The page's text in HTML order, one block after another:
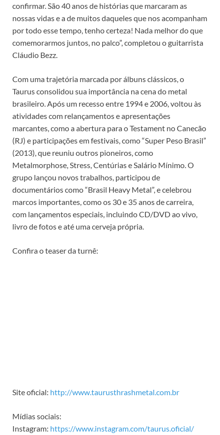
confirmar. São 40 anos de histórias que marcaram as
nossas vidas e a de muitos daqueles que nos acompanham
por todo esse tempo, tenho certeza! Nada melhor do que
comemorarmos juntos, no palco”, completou o guitarrista
Cláudio Bezz.
Com uma trajetória marcada por álbuns clássicos, o
Taurus consolidou sua importância na cena do metal
brasileiro. Após um recesso entre 1994 e 2006, voltou às
atividades com relançamentos e apresentações
marcantes, como a abertura para o Testament no Canecão
(RJ) e participações em festivais, como “Super Peso Brasil”
(2013), que reuniu outros pioneiros, como
Metalmorphose, Stress, Centúrias e Salário Mínimo. O
grupo lançou novos trabalhos, participou de
documentários como “Brasil Heavy Metal”, e celebrou
marcos importantes, como os 30 e 35 anos de carreira,
com lançamentos especiais, incluindo CD/DVD ao vivo,
livro de fotos e até uma cerveja própria.
Confira o teaser da turnê:
Site oficial: http://www.taurusthrashmetal.com.br
Mídias sociais:
Instagram: https://www.instagram.com/taurus.oficial/